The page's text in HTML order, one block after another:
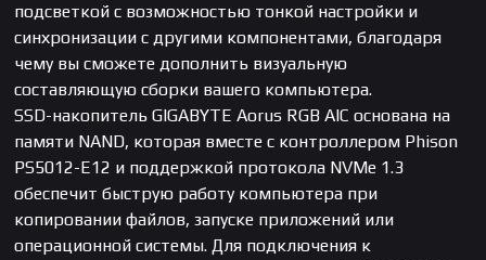
подсветкой с возможностью тонкой настройки и
синхронизации с другими компонентами, благодаря
чему вы сможете дополнить визуальную
составляющую сборки вашего компьютера.
SSD-накопитель GIGABYTE Aorus RGB AIC основана на
памяти NAND, которая вместе с контроллером Phison
PS5012-E12 и поддержкой протокола NVMe 1.3
обеспечит быструю работу компьютера при
копировании файлов, запуске приложений или
операционной системы. Для подключения к